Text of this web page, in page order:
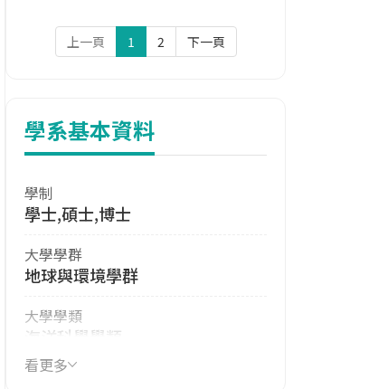
上一頁 1 2 下一頁
學系基本資料
學制
學士,碩士,博士
大學學群
地球與環境學群
大學學類
海洋科學學類
技職群類
看更多